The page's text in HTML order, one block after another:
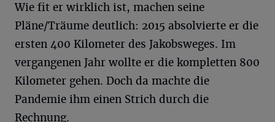
Wie fit er wirklich ist, machen seine
Pläne/Träume deutlich: 2015 absolvierte er die
ersten 400 Kilometer des Jakobsweges. Im
vergangenen Jahr wollte er die kompletten 800
Kilometer gehen. Doch da machte die
Pandemie ihm einen Strich durch die
Rechnung.